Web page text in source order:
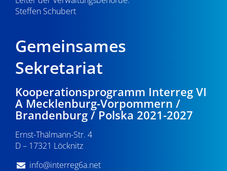
Steffen Schubert
Gemeinsames
Sekretariat
Kooperationsprogramm Interreg VI
A Mecklenburg-Vorpommern /
Brandenburg / Polska 2021-2027
Ernst-Thälmann-Str. 4
D – 17321 Löcknitz
info@interreg6a.net